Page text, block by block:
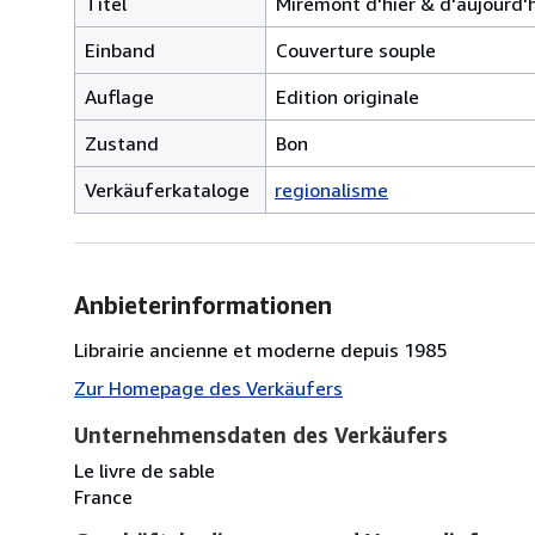
Einband
Couverture souple
Auflage
Edition originale
Zustand
Bon
Verkäuferkataloge
regionalisme
Anbieterinformationen
Librairie ancienne et moderne depuis 1985
Zur Homepage des Verkäufers
Unternehmensdaten des Verkäufers
Le livre de sable
France